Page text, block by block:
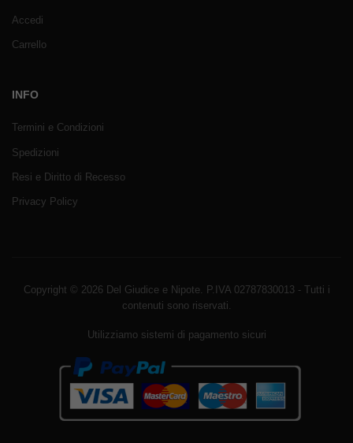
Accedi
Carrello
INFO
Termini e Condizioni
Spedizioni
Resi e Diritto di Recesso
Privacy Policy
Copyright © 2026 Del Giudice e Nipote. P.IVA 02787830013 - Tutti i
contenuti sono riservati.
Utilizziamo sistemi di pagamento sicuri